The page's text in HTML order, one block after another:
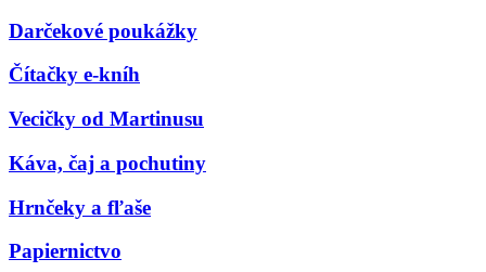
Darčekové poukážky
Čítačky e-kníh
Vecičky od Martinusu
Káva, čaj a pochutiny
Hrnčeky a fľaše
Papiernictvo